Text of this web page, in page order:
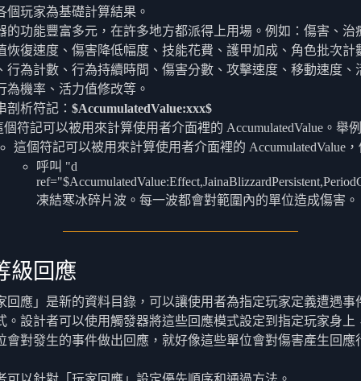
個玩家為基礎計算結果。
的功能豐富多元，在許多地方都派得上用場。例如：傷害、治
恢復速度、傷害降低幅度、技能花費、護甲加成、角色批次計
行為計數、行為持續時間、傷害分數、攻擊速度、移動速度、
為機率、活力值修改等。
剖析符記： $AccumulatedValue:xxx$
個符記可以被用來計算使用者介面裡的 AccumulatedValue。舉
這個符記可以被用來計算使用者介面裡的 AccumulatedValue
呼叫 "d
凍結寒冰碎片波。每一波都會對範圍內的單位造成傷害。
級回應
回應」是新的資料目錄，可以讓使用者為指定玩家定義遭遇事
。設計者可以使用觸發器將這些回應模式設定到指定玩家身上
會對發生的事件做出回應，就好像這些單位會對傷害產生回應